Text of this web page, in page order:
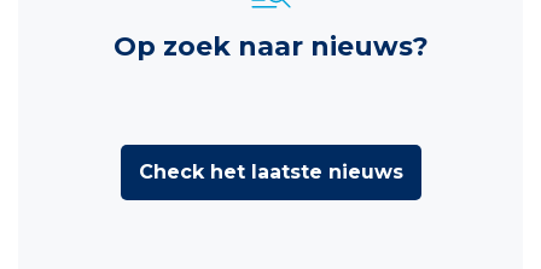
Op zoek naar nieuws?
Check het laatste nieuws